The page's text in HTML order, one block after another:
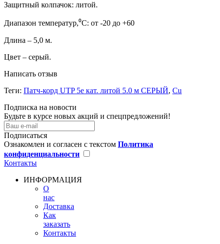
Защитный колпачок: литой.
Диапазон температур,⁰C: от -20 до +60
Длина – 5,0 м.
Цвет – серый.
Написать отзыв
Теги: Патч-корд UTP 5e кат. литой 5.0 м СЕРЫЙ, Cu
Подписка на новости
Будьте в курсе новых акций и спецпредложений!
Подписаться
Ознакомлен и согласен с текстом Политика
конфиденциальности
Контакты
ИНФОРМАЦИЯ
О
нас
Доставка
Как
заказать
Контакты